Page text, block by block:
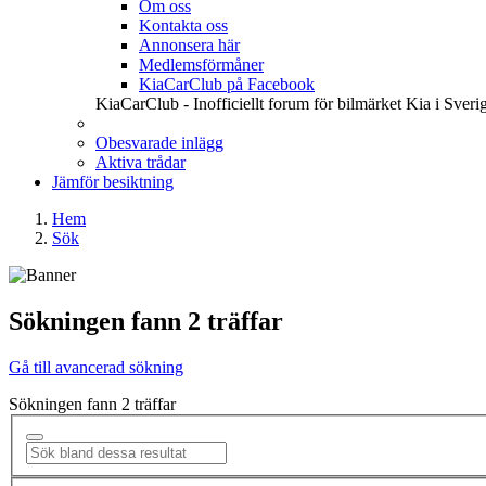
Om oss
Kontakta oss
Annonsera här
Medlemsförmåner
KiaCarClub på Facebook
KiaCarClub - Inofficiellt forum för bilmärket Kia i
Obesvarade inlägg
Aktiva trådar
Jämför besiktning
Hem
Sök
Sökningen fann 2 träffar
Gå till avancerad sökning
Sökningen fann 2 träffar